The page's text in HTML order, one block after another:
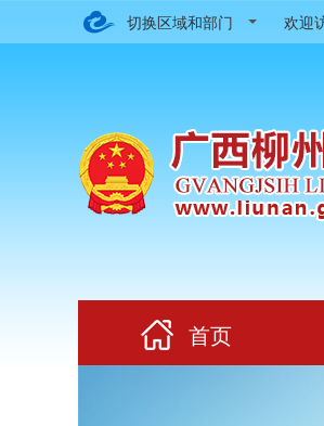
切换区域和部门 欢迎
首页